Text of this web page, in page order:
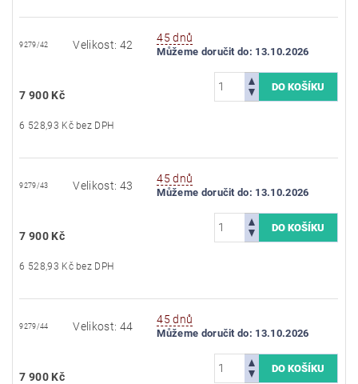
9279/42 Velikost: 42
45 dnů
Můžeme doručit do: 13.10.2026
7 900 Kč
6 528,93 Kč bez DPH
9279/43 Velikost: 43
45 dnů
Můžeme doručit do: 13.10.2026
7 900 Kč
6 528,93 Kč bez DPH
9279/44 Velikost: 44
45 dnů
Můžeme doručit do: 13.10.2026
7 900 Kč